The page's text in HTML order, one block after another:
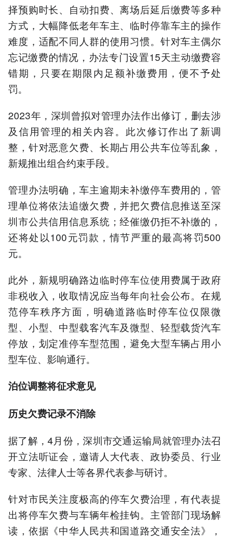
择预购时长、自动扣费、离场后延后缴费等多种
方式，大幅降低老年车主、临时停靠车主的操作
难度，适配不同人群的使用习惯。针对车主偶尔
忘记缴费的情况，办法专门设置15天主动缴费容
错期，只要在期限内足额补缴费用，便不予处
罚。
2023年，深圳曾拟对管理办法作出修订，删去涉
及信用管理的相关内容。此次修订作出了新调
整，针对恶意欠费、长期占用公共车位等乱象，
新规推出组合约束手段。
管理办法明确，车主逾期未补缴停车费用的，管
理单位将依法追缴欠费，并把欠费信息推送至深
圳市公共信用信息系统；经催缴仍拒不补缴的，
还将处以100元罚款，情节严重的最高将罚500
元。
此外，新规明确路边临时停车位使用费属于政府
非税收入，收取情况应当每年向社会公布。在规
范停车秩序方面，明确道路临时停车位仅限微
型、小型、中型载客汽车及微型、轻型载货汽车
停放，划定准停车型范围，避免大型车辆占用小
型车位、影响通行。
泊位调整将征求意见
历史欠费记录不消除
据了解，4月份，深圳市交通运输局就管理办法召
开立法听证会，邀请人大代表、政协委员、行业
专家、法律人士等各界代表参与研讨。
针对市民关注度极高的停车欠费治理，有代表提
出将停车欠费与车辆年检挂钩。主管部门现场解
读，依据《中华人民共和国道路交通安全法》，